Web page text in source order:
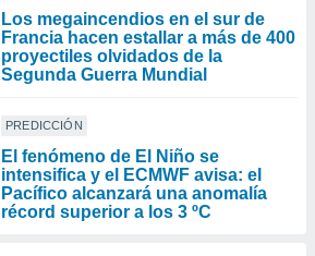
Los megaincendios en el sur de
Francia hacen estallar a más de 400
proyectiles olvidados de la
Segunda Guerra Mundial
PREDICCIÓN
El fenómeno de El Niño se
intensifica y el ECMWF avisa: el
Pacífico alcanzará una anomalía
récord superior a los 3 ºC